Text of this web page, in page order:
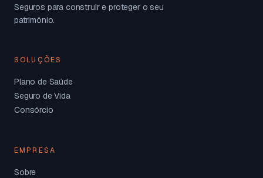
Seguros para construir e proteger o seu
patrimônio.
SOLUÇÕES
Plano de Saúde
Seguro de Vida
Consórcio
EMPRESA
Sobre